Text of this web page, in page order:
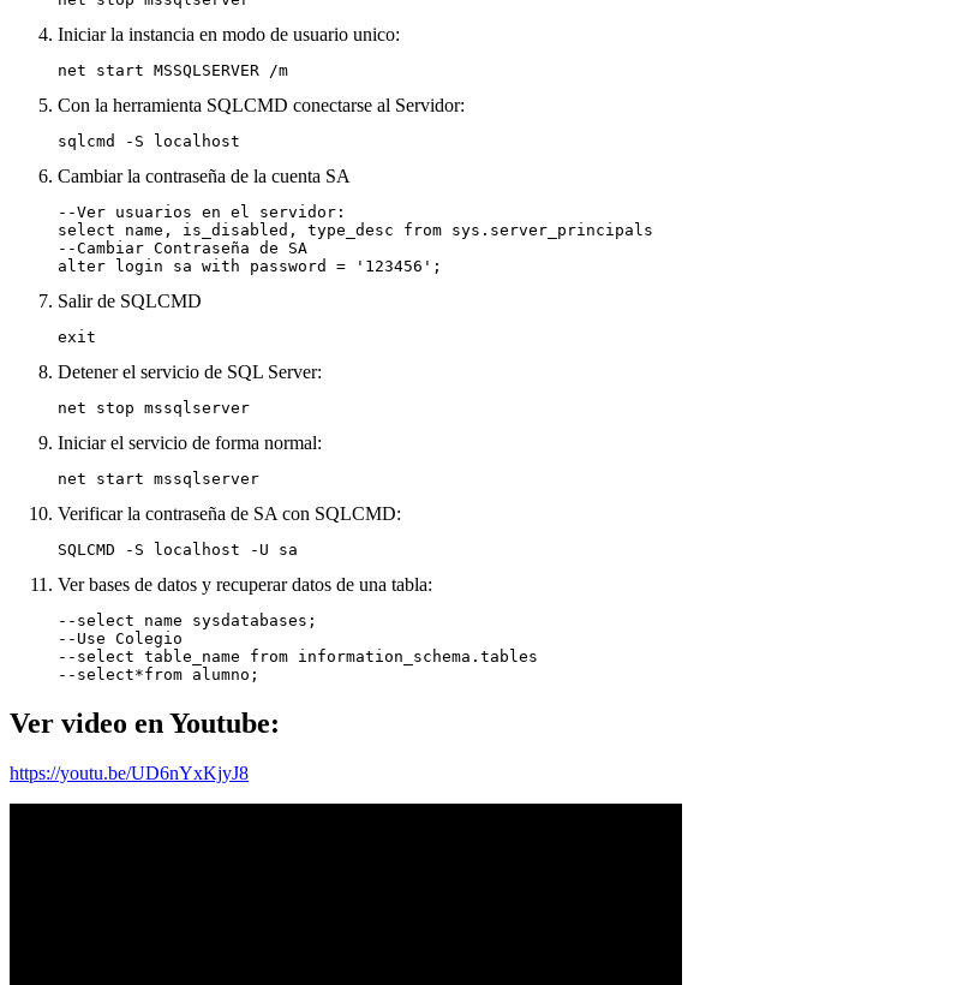
Iniciar la instancia en modo de usuario unico:
net start MSSQLSERVER /m
Con la herramienta SQLCMD conectarse al Servidor:
sqlcmd -S localhost
Cambiar la contraseña de la cuenta SA
--Ver usuarios en el servidor:
select name, is_disabled, type_desc from sys.server_principals
--Cambiar Contraseña de SA
alter login sa with password = '123456';
Salir de SQLCMD
exit
Detener el servicio de SQL Server:
net stop mssqlserver
Iniciar el servicio de forma normal:
net start mssqlserver
Verificar la contraseña de SA con SQLCMD:
SQLCMD -S localhost -U sa
Ver bases de datos y recuperar datos de una tabla:
--select name sysdatabases;
--Use Colegio
--select table_name from information_schema.tables
--select*from alumno;
Ver video en Youtube:
https://youtu.be/UD6nYxKjyJ8